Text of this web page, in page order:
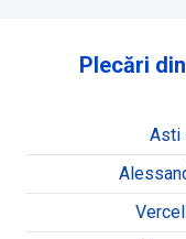
Plecări
Asti